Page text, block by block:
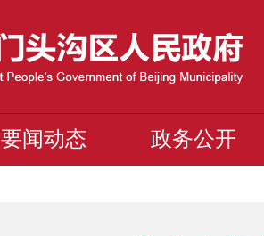
要闻动态 政务公开